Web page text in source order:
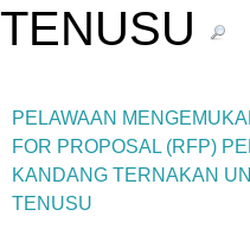
TENUSU
PELAWAAN
FOR PROPOSAL (RFP)
KANDANG TERNAKAN
TENUSU